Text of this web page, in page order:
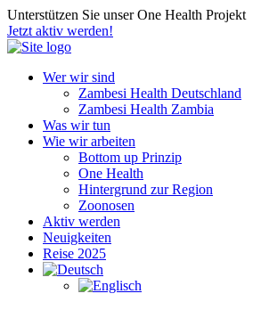
Unterstützen Sie unser One Health Projekt
Jetzt aktiv werden!
Wer wir sind
Zambesi Health Deutschland
Zambesi Health Zambia
Was wir tun
Wie wir arbeiten
Bottom up Prinzip
One Health
Hintergrund zur Region
Zoonosen
Aktiv werden
Neuigkeiten
Reise 2025